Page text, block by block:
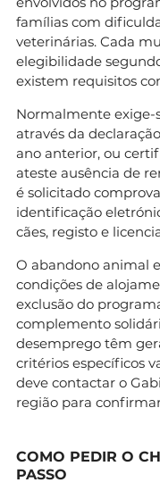
famílias com
veterinárias. Cada
elegibilidade
existem requisitos
Normalmente
através da
ano anterior, ou
ateste ausência de
é solicitado
identificação
cães, registo e
O abandono animal
condições de
exclusão do
complemento
desemprego têm
critérios específicos
deve contactar o
região para
COMO PEDIR O
PASSO